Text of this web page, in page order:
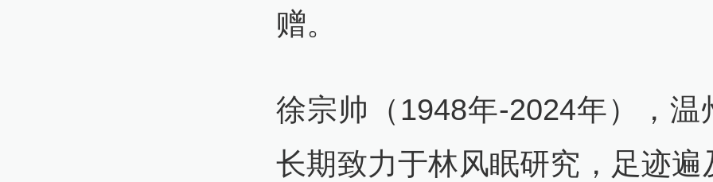
赠。
徐宗帅（1948年-2024年），温
长期致力于林风眠研究，足迹遍